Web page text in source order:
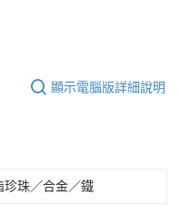
顯示電腦版詳細說明
珍珠／合金／鐵